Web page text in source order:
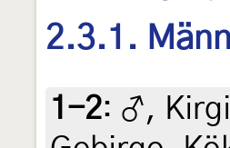
2.3.1.
1-2: ♂,